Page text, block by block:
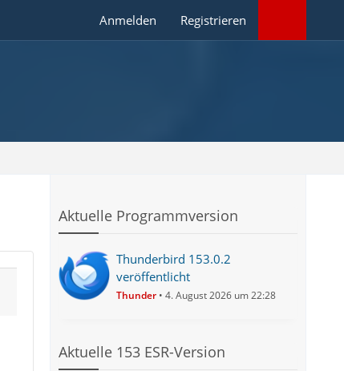
Anmelden Registrieren
Aktuelle Programmversion
Thunderbird 153.0.2
veröffentlicht
Thunder 4. August 2026 um 22:28
Aktuelle 153 ESR-Version